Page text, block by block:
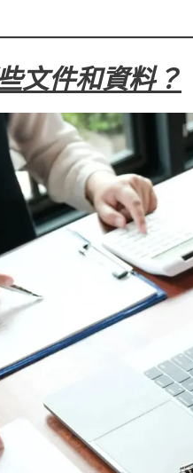
文件和資料？